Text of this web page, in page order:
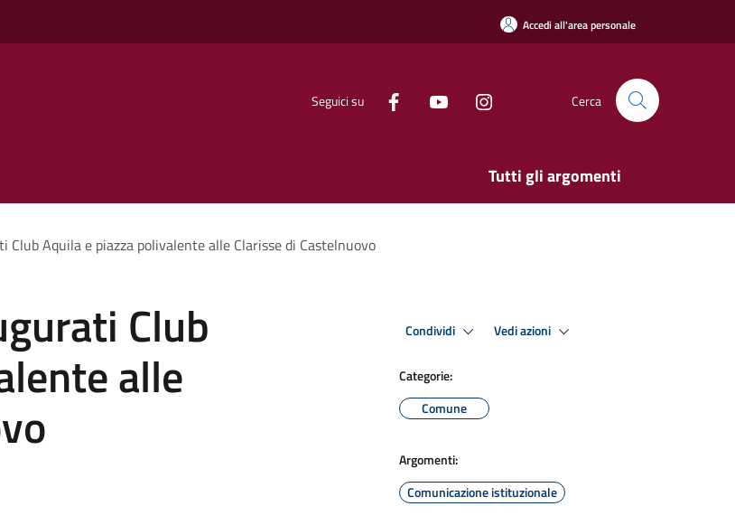
Accedi all'area personale
Seguici su Cerca
Tutti gli argomenti
Club Aquila e piazza polivalente alle Clarisse di Castelnuovo
Club
alle
Condividi Vedi azioni
Categorie:
Comune
Argomenti:
Comunicazione istituzionale